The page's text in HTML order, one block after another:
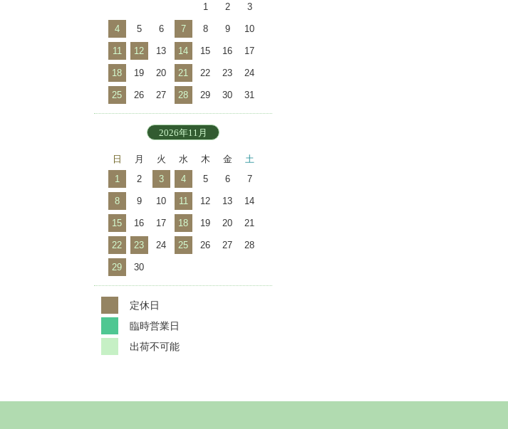
1
2 3
4 5 6 7 8 9 10
11 12 13 14 15 16 17
18 19 20 21 22 23 24
25 26 27 28 29 30 31
2026年11月
日 月 火 水 木 金
土
1
2 3 4 5 6 7
8 9 10 11 12 13 14
15 16 17 18 19 20 21
22 23 24 25 26 27 28
29 30
定休日
臨時営業日
出荷不可能